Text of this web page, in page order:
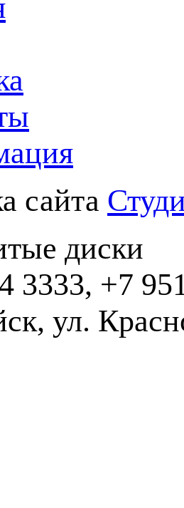
сайта
диски
3333, +7
ул.